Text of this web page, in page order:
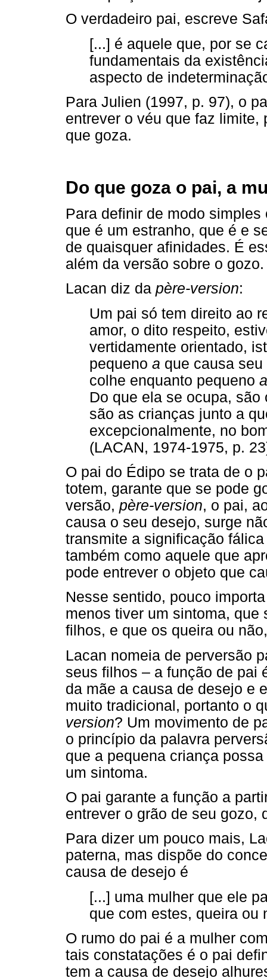
O verdadeiro pai, escreve
[...] é aquele que, por se
fundamentais da
aspecto de
Para Julien (1997, p. 97), o
entrever o véu que faz limite,
que goza.
Do que goza o pai, a
Para definir de modo
que é um estranho, que é e
de quaisquer afinidades. É
além da versão sobre o gozo.
Lacan diz da père-version:
Um pai só tem direito ao
amor, o dito respeito,
vertidamente orientado,
pequeno a que causa
colhe enquanto pequeno a
Do que ela se ocupa,
são as crianças junto a
excepcionalmente, no
(LACAN, 1974-1975, p.
O pai do Édipo se trata de o
totem, garante que se pode
versão, père-version, o pai,
causa o seu desejo, surge
transmite a significação
também como aquele que
pode entrever o objeto que
Nesse sentido, pouco
menos tiver um sintoma, que
filhos, e que os queira ou
Lacan nomeia de perversão
seus filhos – a função de pai
da mãe a causa de desejo e
muito tradicional, portanto o
version? Um movimento de
o princípio da palavra
que a pequena criança
um sintoma.
O pai garante a função a
entrever o grão de seu gozo,
Para dizer um pouco mais,
paterna, mas dispõe do
causa de desejo é
[...] uma mulher que ele
que com estes, queira ou
O rumo do pai é a mulher
tais constatações é o pai
tem a causa de desejo